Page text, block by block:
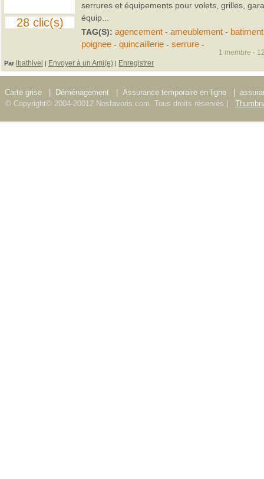
28 clic(s)
serrures et équipements pour volets, grilles,
équip...
TAG(S): agencement- ameublement- batiment
poignee- quincaillerie- serrure-
Par lbathivel | Envoyer à un Ami(e) | Enregistrer
1 membre -
Carte grise Déménagement Assurance temporaire en ligne
© Copyright© 2004-20012 Nosfavoris.com. Tous droits réservés |